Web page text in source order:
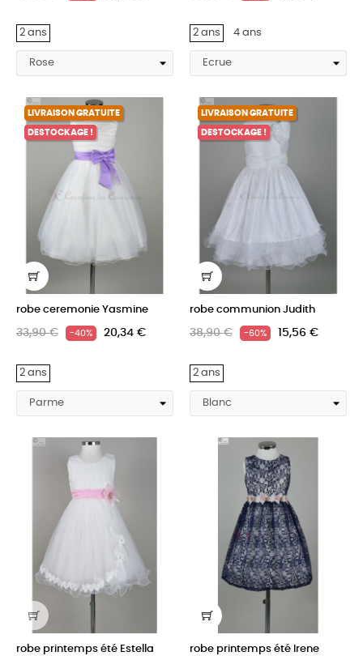
2 ans 2 ans 4 ans
LIVRAISON GRATUITE
DESTOCKAGE !
robe ceremonie Yasmine
33,90 € -40% 20,34 €
2 ans
LIVRAISON GRATUITE
DESTOCKAGE !
robe communion Judith
38,90 € -60% 15,56 €
2 ans
robe printemps été Estella robe printemps été Irene